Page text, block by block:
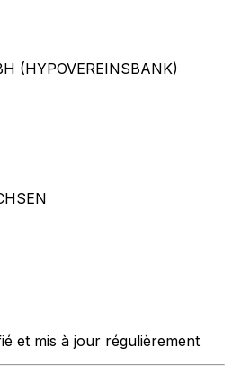
(HYPOVEREINSBANK)
et mis à jour régulièrement